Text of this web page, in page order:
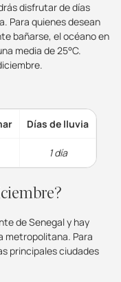
disfrutar de días
Para quienes desean
bañarse, el océano en
media de 25°C.
Días de lluvia
1 día
de Senegal y hay
metropolitana. Para
principales ciudades